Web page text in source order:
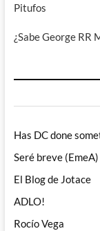
Pitufos
¿Sabe George RR
Has DC done
Seré breve (EmeA)
El Blog de Jotace
ADLO!
Rocío Vega